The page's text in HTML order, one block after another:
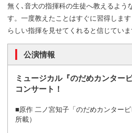
無く､音大の指揮科の生徒へ教えるよう
す。一度教えたことはすぐに習得しま
らしい指揮を見せてくれると信じていま
公演情報
ミュージカル『のだめカンター
コンサート！
■原作 二ノ宮知子「のだめカンタービ
所載）